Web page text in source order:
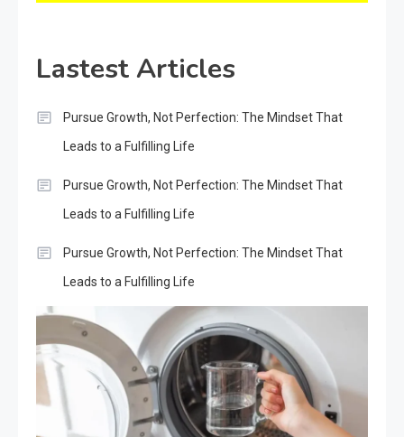
Lastest Articles
Pursue Growth, Not Perfection: The Mindset That
Leads to a Fulfilling Life
Pursue Growth, Not Perfection: The Mindset That
Leads to a Fulfilling Life
Pursue Growth, Not Perfection: The Mindset That
Leads to a Fulfilling Life